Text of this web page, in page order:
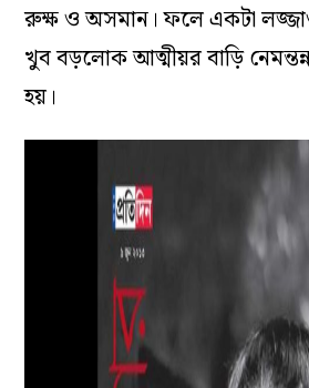
রুক্ষ ও অসমান। ফলে একটা
খুব বড়লোক আত্মীয়র বাড়ি
হয়।